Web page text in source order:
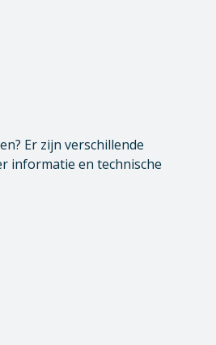
Er zijn verschillende
informatie en technische